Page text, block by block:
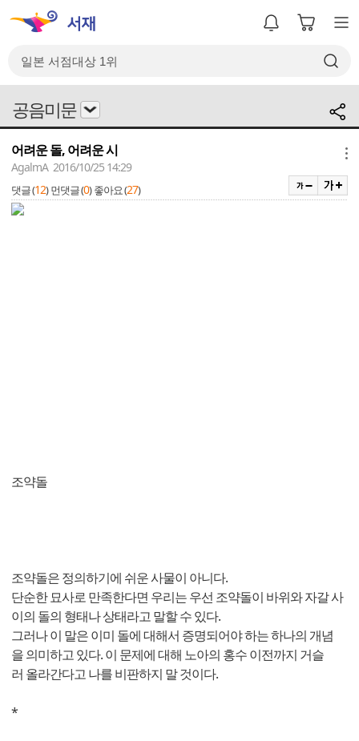
공음미문
어려운 돌, 어려운 시
AgalmA 2016/10/25 14:29
댓글 (12) 먼댓글 (0) 좋아요 (27)
조약돌
조약돌은 정의하기에 쉬운 사물이 아니다.
단순한 묘사로 만족한다면 우리는 우선 조약돌이 바위와 자갈 사
이의 돌의 형태나 상태라고 말할 수 있다.
그러나 이 말은 이미 돌에 대해서 증명되어야 하는 하나의 개념
을 의미하고 있다. 이 문제에 대해 노아의 홍수 이전까지 거슬
러 올라간다고 나를 비판하지 말 것이다.
*